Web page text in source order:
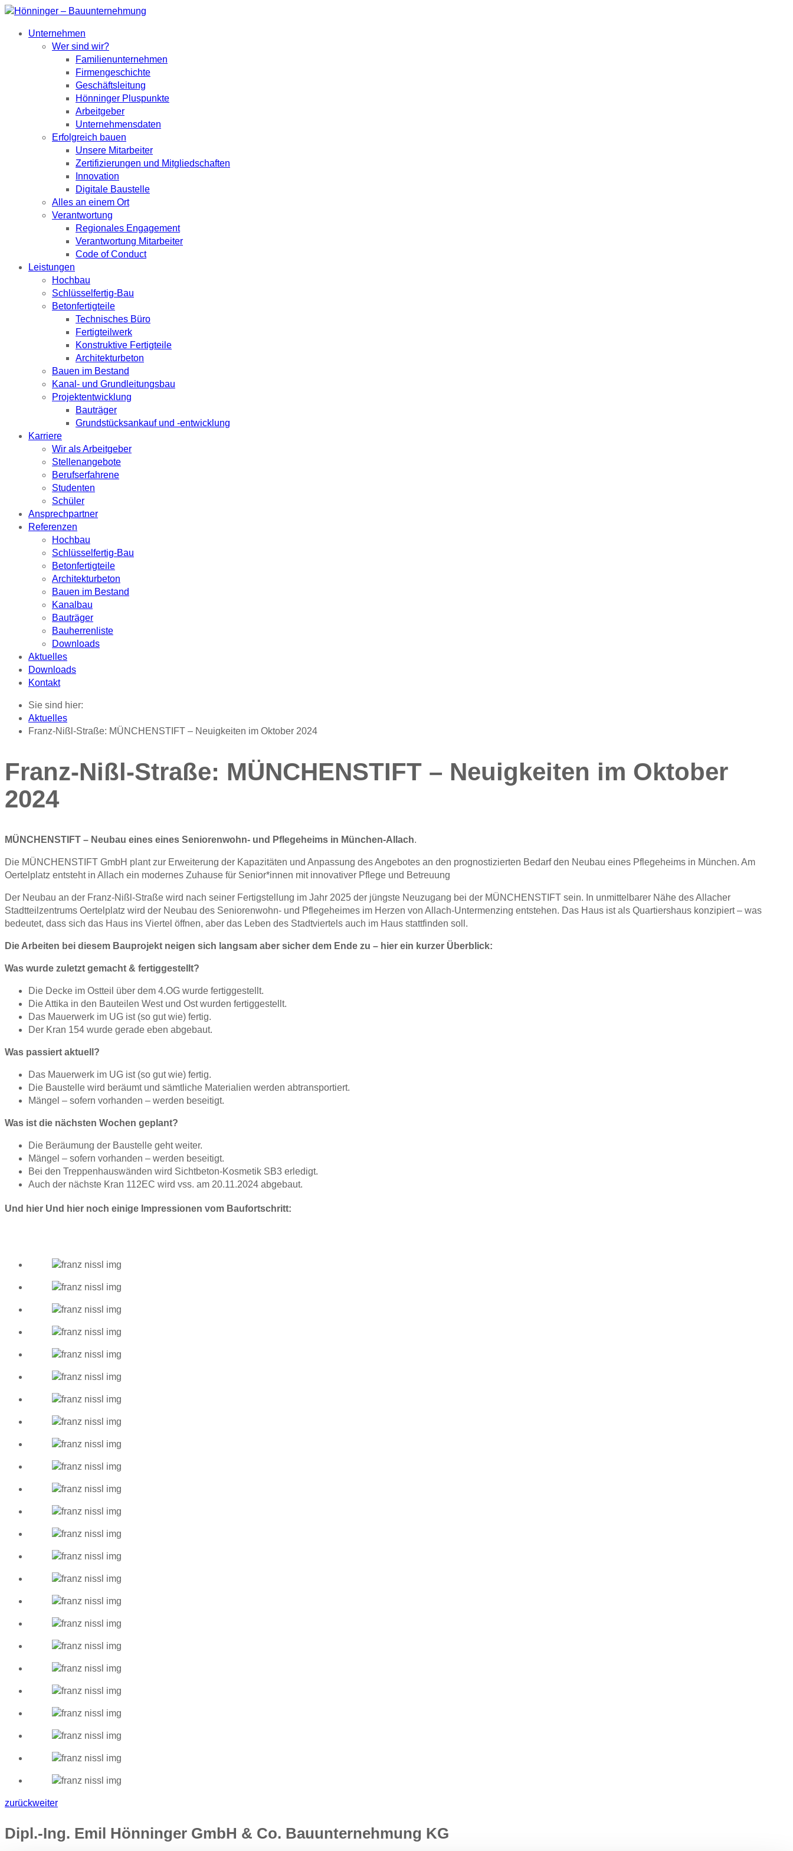
Unternehmen
Wer sind wir?
Familienunternehmen
Firmengeschichte
Geschäftsleitung
Hönninger Pluspunkte
Arbeitgeber
Unternehmensdaten
Erfolgreich bauen
Unsere Mitarbeiter
Zertifizierungen und Mitgliedschaften
Innovation
Digitale Baustelle
Alles an einem Ort
Verantwortung
Regionales Engagement
Verantwortung Mitarbeiter
Code of Conduct
Leistungen
Hochbau
Schlüsselfertig-Bau
Betonfertigteile
Technisches Büro
Fertigteilwerk
Konstruktive Fertigteile
Architekturbeton
Bauen im Bestand
Kanal- und Grundleitungsbau
Projektentwicklung
Bauträger
Grundstücksankauf und -entwicklung
Karriere
Wir als Arbeitgeber
Stellenangebote
Berufserfahrene
Studenten
Schüler
Ansprechpartner
Referenzen
Hochbau
Schlüsselfertig-Bau
Betonfertigteile
Architekturbeton
Bauen im Bestand
Kanalbau
Bauträger
Bauherrenliste
Downloads
Aktuelles
Downloads
Kontakt
Sie sind hier:
Aktuelles
Franz-Nißl-Straße: MÜNCHENSTIFT – Neuigkeiten im Oktober 2024
Franz-Nißl-Straße: MÜNCHENSTIFT – Neuigkeiten im Oktober
2024
MÜNCHENSTIFT – Neubau eines eines Seniorenwohn- und Pflegeheims in München-Allach.
Die MÜNCHENSTIFT GmbH plant zur Erweiterung der Kapazitäten und Anpassung des Angebotes an den prognostizierten Bedarf den Neubau eines Pflegeheims in München. Am
Oertelplatz entsteht in Allach ein modernes Zuhause für Senior*innen mit innovativer Pflege und Betreuung
Der Neubau an der Franz-Nißl-Straße wird nach seiner Fertigstellung im Jahr 2025 der jüngste Neuzugang bei der MÜNCHENSTIFT sein. In unmittelbarer Nähe des Allacher
Stadtteilzentrums Oertelplatz wird der Neubau des Seniorenwohn- und Pflegeheimes im Herzen von Allach-Untermenzing entstehen. Das Haus ist als Quartiershaus konzipiert – was
bedeutet, dass sich das Haus ins Viertel öffnen, aber das Leben des Stadtviertels auch im Haus stattfinden soll.
Die Arbeiten bei diesem Bauprojekt neigen sich langsam aber sicher dem Ende zu – hier ein kurzer Überblick:
Was wurde zuletzt gemacht & fertiggestellt?
Die Decke im Ostteil über dem 4.OG wurde fertiggestellt.
Die Attika in den Bauteilen West und Ost wurden fertiggestellt.
Das Mauerwerk im UG ist (so gut wie) fertig.
Der Kran 154 wurde gerade eben abgebaut.
Was passiert aktuell?
Das Mauerwerk im UG ist (so gut wie) fertig.
Die Baustelle wird beräumt und sämtliche Materialien werden abtransportiert.
Mängel – sofern vorhanden – werden beseitigt.
Was ist die nächsten Wochen geplant?
Die Beräumung der Baustelle geht weiter.
Mängel – sofern vorhanden – werden beseitigt.
Bei den Treppenhauswänden wird Sichtbeton-Kosmetik SB3 erledigt.
Auch der nächste Kran 112EC wird vss. am 20.11.2024 abgebaut.
Und hier Und hier noch einige Impressionen vom Baufortschritt:
zurückweiter
Dipl.-Ing. Emil Hönninger GmbH & Co. Bauunternehmung KG